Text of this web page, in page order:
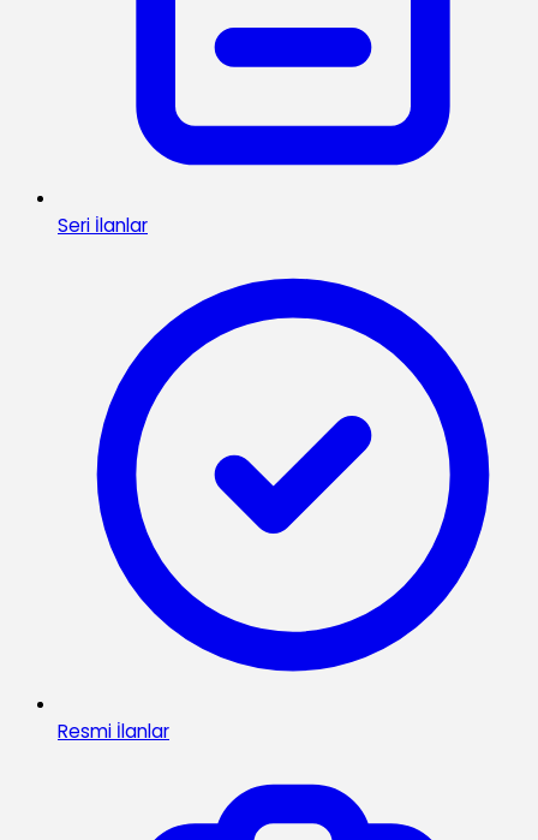
Seri İlanlar
Resmi İlanlar